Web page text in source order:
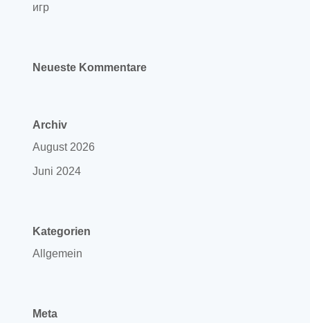
игр
Neueste Kommentare
Archiv
August 2026
Juni 2024
Kategorien
Allgemein
Meta